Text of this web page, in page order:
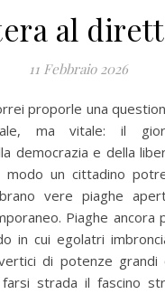
al
11 Febbraio 2026
ma vitale: il
democrazia e della
un cittadino
vere piaghe
Piaghe ancora
in cui egolatri
di potenze grandi
strada il fascino